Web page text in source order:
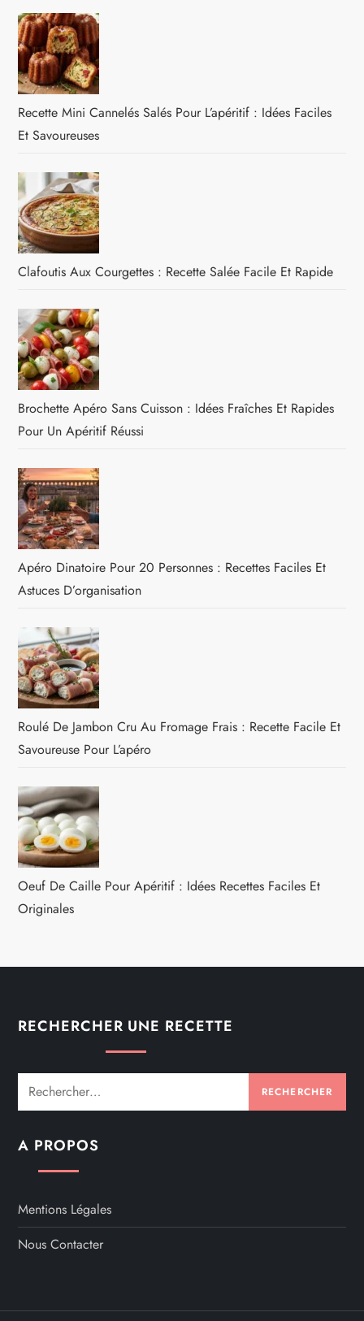
Recette Mini Cannelés Salés Pour L’apéritif : Idées Faciles
Et Savoureuses
Clafoutis Aux Courgettes : Recette Salée Facile Et Rapide
Brochette Apéro Sans Cuisson : Idées Fraîches Et Rapides
Pour Un Apéritif Réussi
Apéro Dinatoire Pour 20 Personnes : Recettes Faciles Et
Astuces D’organisation
Roulé De Jambon Cru Au Fromage Frais : Recette Facile Et
Savoureuse Pour L’apéro
Oeuf De Caille Pour Apéritif : Idées Recettes Faciles Et
Originales
RECHERCHER UNE RECETTE
Rechercher :
A PROPOS
Mentions Légales
Nous Contacter